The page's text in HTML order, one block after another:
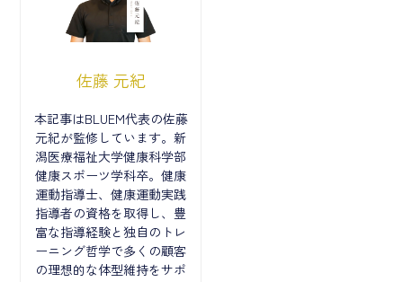
佐藤 元紀
本記事はBLUEM代表の佐藤
元紀が監修しています。新
潟医療福祉大学健康科学部
健康スポーツ学科卒。健康
運動指導士、健康運動実践
指導者の資格を取得し、豊
富な指導経験と独自のトレ
ーニング哲学で多くの顧客
の理想的な体型維持をサポ